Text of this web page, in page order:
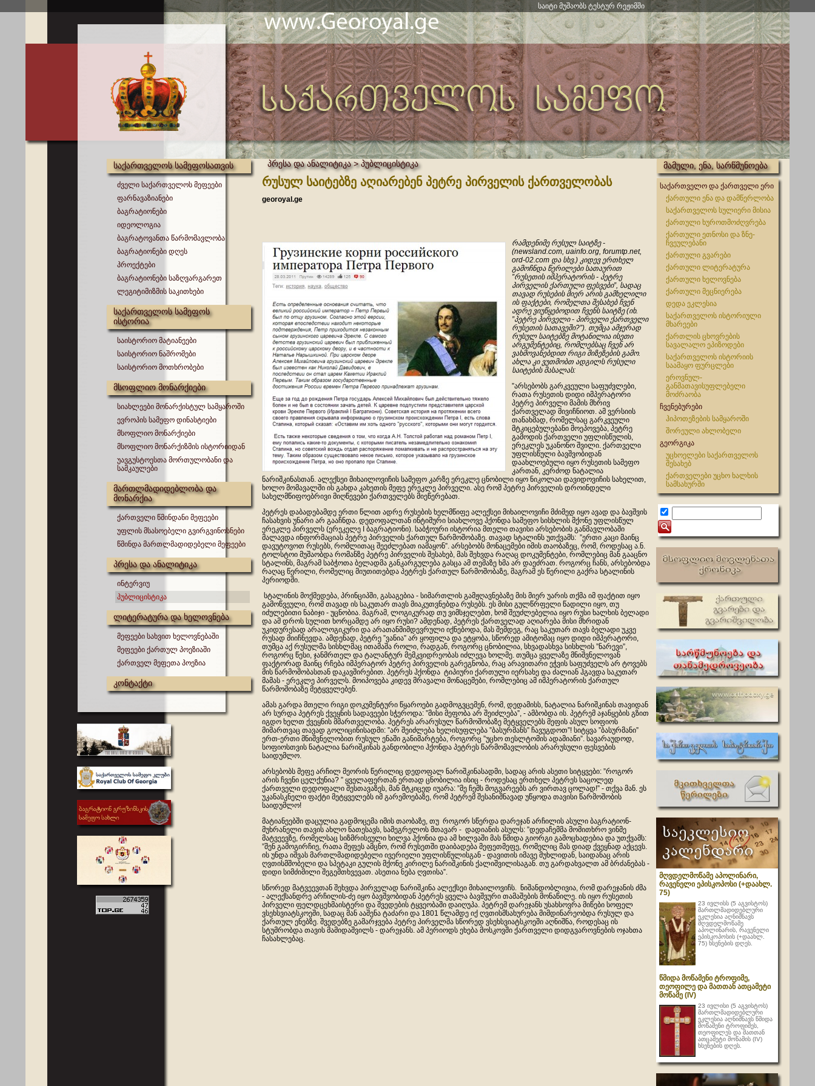
საიტი მუშაობს ტესტურ რეჟიმში
საქართველოს სამეფოსათვის
ძველი საქართველოს მეფეები
ფარნავაზიანები
ბაგრატიონები
იდეოლოგია
ბაგრატოვანთა წარმომავლობა
ბაგრატიონები დღეს
პროექტები
ბაგრატიონები საზღვარგარეთ
ლეგიტიმიზმის საკითხები
საქართველოს სამეფოს
ისტორია
საისტორიო მატიანეები
საისტორიო ნაშრომები
საისტორიო მოთხრობები
მსოფლიო მონარქიები
სიახლეები მონარქისტულ სამყაროში
ევროპის სამეფო დინასტიები
მსოფლიო მონარქიები
მსოფლიო მონარქიზმის ისტორიიდან
უავგუსტოესთა მორთულობანი და
სამკაულები
მართლმადიდებლობა და
მონარქია
ქართველი წმინდანი მეფეები
უფლის მსასოებელი გვირგვინოსნები
წმინდა მართლმადიდებელი მეფეები
პრესა და ანალიტიკა
ინტერვიუ
პუბლიცისტიკა
ლიტერატურა და ხელოვნება
მეფეები სახვით ხელოვნებაში
მეფეები ქართულ პოეზიაში
ქართველ მეფეთა პოეზია
კონტაქტი
პრესა და ანალიტიკა > პუბლიცისტიკა
რუსულ საიტებზე აღიარებენ პეტრე პირველის ქართველობას
georoyal.ge
რამდენიმე რუსულ საიტზე -
(newsland.com, uainfo.org, forumtp.net,
ord-02.com და სხვ.) კიდევ ერთხელ
გამოჩნდა წერილები სათაურით
”რუსეთის იმპერატორის - პეტრე
პირველის ქართული ფესვები”, სადაც
თავად რუსების მიერ არის გამხელილი
ის ფაქტები, რომელთა შესახებ ჩვენ
ადრე ვიუწყებოდით ჩვენს საიტზე (იხ.
”პეტრე პირველი - პირველი ქართველი
რუსეთის სათავეში?”). თუმცა ამჯერად
რუსულ საიტებზე მოტანილია ისეთი
არგუმენტებიც, რომლებსაც ჩვენ არ
ვახმოვანებდით რიგი მიზეზების გამო.
ახლა კი ვუთმობთ ადგილს რუსული
საიტების მასალას:
”არსებობს გარკვეული საფუძვლები,
რათა რუსეთის დიდი იმპერატორი
პეტრე პირველი მამის მხრივ
ქართველად მივიჩნიოთ. ამ ვერსიის
თანახმად, რომელსაც გარკვეული
მტკიცებულებანი მოეპოვება, პეტრე
გამოდის ქართველი უფლისწულის,
ერეკლეს უკანონო შვილი. ქართველი
უფლისწული ბავშვობიდან
დაახლოებული იყო რუსეთის სამეფო
კართან, კერძოდ ნატალია
ნარიშკინასთან. ალექსეი მიხაილოვიჩის სამეფო კარზე ერეკლე ცნობილი იყო ნიკოლაი დავიდოვიჩის სახელით,
ხოლო მომავალში ის გახდა კახეთის მეფე ერეკლე პირველი. ასე რომ პეტრე პირველის დროინდელი
სახელმწიფოებრივი მიღწევები ქართველებს მიეწერებათ.
პეტრეს დაბადებამდე ერთი წლით ადრე რუსების ხელმწიფე ალექსეი მიხაილოვიჩი მძიმედ იყო ავად და ბავშვის
ჩასახვის უნარი არ გააჩნდა. დედოფალთან ინტიმური სიახლოვე ჰქონდა სამეფო სისხლის მქონე უფლისწულ
ერეკლე პირველს (ერეკელე I ბაგრატიონი). საბჭოური ისტორია მთელი თავისი არსებობის განმავლობაში
მალავდა ინფორმაციას პეტრე პირველის ქართულ წარმოშობაზე. თავად სტალინს უთქვამს: ”ერთი კაცი მაინც
დავუტოვოთ რუსებს, რომლითაც შეეძლებათ იამაყონ”. არსებობს მონაცემები იმის თაობაზეც, რომ, როდესაც ა.ნ.
ტოლსტოი მუშაობდა რომანზე პეტრე პირველის შესახებ, მას შეხვდა რაღაც დოკუმენტები, რომლებიც მან გააცნო
სტალინს, მაგრამ საბჭოთა ბელადმა განკარგულება გასცა ამ თემაზე ხმა არ დაეძრათ. როგორც ჩანს, არსებობდა
რაღაც წერილი, რომელიც მიუთითებდა პეტრეს ქართულ წარმოშობაზე, მაგრამ ეს წერილი გაქრა სტალინის
პერიოდში.
სტალინის მოქმედება, პრინციპში, გასაგებია - სიმართლის გამჟღავნებაზე მის მიერ უარის თქმა იმ ფაქტით იყო
გამოწვეული, რომ თავად ის საკუთარ თავს მიაკუთვნებდა რუსებს. ეს მისი გულწრფელი წადილი იყო, თუ
იძულებითი ნაბიჯი - უცნობია. მაგრამ, ლოგიკურად თუ ვიმსჯელებთ, ხომ შეუძლებელია იყო რუსი ხალხის ბელადი
და ამ დროს სულით ხორცამდე არ იყო რუსი? ამდენად, პეტრეს ქართველად აღიარება მისი მხრიდან
უკიდურესად არალოგიკური და არათანმიმდევრული იქნებოდა, მას შემდეგ, რაც საკუთარ თავს ბელადი უკვე
რუსად მიიჩნევდა. ამდენად, პეტრე ”ვანია” არ ყოფილა და ეტყობა, სწორედ ამიტომაც იყო დიდი იმპერატორი,
თუმცა აქ რუსულმა სისხლმაც ითამაშა როლი, რადგან, როგორც ცნობილია, სხვადასხვა სისხლის ”ნარევი”,
როგორც წესი, ჯანმრთელ და ტალანტურ მემკვიდრეობას იძლევა ხოლმე. თუმცა ყველაზე მნიშვნელოვან
ფაქტორად მაინც რჩება იმპერატორ პეტრე პირველის გარეგნობა, რაც არავითარი ეჭვის საფუძველს არ ტოვებს
მის წარმოშობასთან დაკავშირებით. პეტრეს ჰქონდა ტიპიური ქართული იერსახე და ძალიან ჰგავდა საკუთარ
მამას - ერეკლე პირველს. მოიპოვება კიდევ მრავალი მონაცემები, რომლებიც ამ იმპერატორის ქართულ
წარმოშობაზე მეტყველებენ.
ამას გარდა მთელი რიგი დოკუმენტური წყაროები გადმოგვცემენ, რომ, დედამისს, ნატალია ნარიშკინას თავიდან
არ სურდა პეტრეს ქვეყნის სადავეები სჭეროდა: ”მისი მეფობა არ შეიძლება”, - ამბობდა ის. პეტრემ აჯანყების გზით
იგდო ხელთ ქვეყნის მმართველობა. პეტრეს არარუსულ წარმოშობაზე მეტყველებს მეფის ასულ სოფიოს
მიმართვაც თავად გოლიცინისადმი: ”არ შეიძლება ხელისუფლება ”ბასურმანს” ჩავუგდოთ”! სიტყვა ”ბასურმანი”
ერთ-ერთი მნიშვნელობით რუსულ ენაში განიმარტება, როგორც ”უცხო თესლტომის ადამიანი”. სავარაუდოდ,
სოფიოსთვის ნატალია ნარიშკინას განდობილი ჰქონდა პეტრეს წარმომავლობის არარუსული ფესვების
საიდუმლო.
არსებობს მეფე არჩილ მეორის წერილიც დედოფალ ნარიშკინასადმი, სადაც არის ასეთი სიტყვები: ”როგორ
არის ჩვენი ცელქუნია? ” ყველაფერთან ერთად ცნობილია ისიც - როდესაც ერთხელ პეტრეს საცოლედ
ქართველი დედოფალი შესთავაზეს, მან მტკიცედ იუარა: ”მე ჩემს მოგვარეებს არ ვირთავ ცოლად!” - თქვა მან. ეს
უკანასკნელი ფაქტი მეტყველებს იმ გარემოებაზე, რომ პეტრემ შესანიშნავად უწყოდა თავისი წარმოშობის
საიდუმლო!
მატიანეებში დაცულია გადმოცემა იმის თაობაზე, თუ როგორ სწერდა დარეჯან არჩილის ასული ბაგრატიონ-
მუხრანელი თავის ახლო ნათესავს, სამეგრელოს მთავარ - დადიანის ასულს: ”დედაჩემმა მომითხრო ვინმე
მატვეევზე, რომელსაც სიზმრისეული ხილვა ჰქონია და ამ ხილვაში მას წმიდა გიორგი გამოცხადებია და უთქვამს:
”შენ გამოგირჩიე, რათა მეფეს ამცნო, რომ რუსეთში დაიბადება მეფეთმეფე, რომელიც მას დიად ქვეყნად აქცევს.
ის უნდა იშვას მართლმადიდებელი ივერიელი უფლისწულისგან - დავითის იმავე მუხლიდან, საიდანაც არის
ღვთისმშობელი და სპეტაკი გულის მქონე კირილე ნარიშკინის ქალიშვილისაგან. თუ გარდახვალთ ამ ბრძანებას -
დიდი სიმძიმილი შეგემთხვევათ. ასეთია ნება ღვთისა”.
სწორედ მატვეევთან შეხვდა პირველად ნარიშკინა ალექსეი მიხაილოვიჩს. ნიშანდობლივია, რომ დარეჯანის ძმა
- ალექსანდრე არჩილის-ძე იყო ბავშვობიდან პეტრეს ყველა ბავშვური თამაშების მონაწილე. ის იყო რუსეთის
პირველი ფელდცეხმაისტერი და შვედების ტყვეობაში დაიღუპა. პეტრემ დარეჯანს უსახსოვრა მიწები სოფელ
ვსეხსვიატსკოეში, სადაც მან ააშენა ტაძარი და 1801 წლამდე იქ ღვთისმსახურება მიმდინარეობდა რუსულ და
ქართულ ენებზე. შვედებზე გამარჯვება პეტრე პირველმა სწორედ ვსეხსვიატსკოეში აღნიშნა, როდესაც ის
სტუმრობდა თავის მამიდაშვილს - დარეჯანს. ამ პერიოდს ეხება მოსკოვში ქართველი დიდგვაროვნების ოჯახთა
ჩასახლებაც.
მამული, ენა, სარწმუნოება
საქართველო და ქართველი ერი
ქართული ენა და დამწერლობა
საქართველოს სულიერი მისია
ქართული ხუროთმოძღვრება
ქართული ეთნოსი და ზნე-
ჩვეულებანი
ქართული გვარები
ქართული ლიტერატურა
ქართული ხელოვნება
ქართული მეცნიერება
დედა ეკლესია
საქართველოს ისტორიული
მხარეები
ქართლის ცხოვრების
სავალალო ეპიზოდები
საქართველოს ისტორიის
საამაყო ფურცლები
ეროვნულ-
განმათავისუფლებელი
მოძრაობა
ჩვენებურები
ჰიპოთეზების სამყაროში
შორეული ახლობელი
გეორგიკა
უცხოელები საქართველოს
შესახებ
ქართველები უცხო ხალხის
სამსახურში
მღვდელმოწამე აპოლინარი,
რავენელი ეპისკოპოსი (+დაახლ.
75)
23 ივლისს (5 აგვისტოს)
მართლმადიდებლური
ეკლესია აღნიშნავს
მღვდელმოწამე
აპოლინარის, რავენელი
ეპისკოპოსის (+დაახლ.
75) ხსენების დღეს.
წმიდა მოწამენი ტროფიმე,
თეოფილე და მათთან ათცამეტი
მოწამე (IV)
23 ივლისი (5 აგვისტოს)
მართლმადიდებლური
ეკლესია აღნიშნავს წმიდა
მოწამენი ტროფიმეს,
თეოფილეს და მათთან
ათცამეტი მოწამის (IV)
ხსენების დღეს.